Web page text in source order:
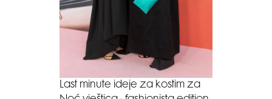
Last minute ideje za kostim za